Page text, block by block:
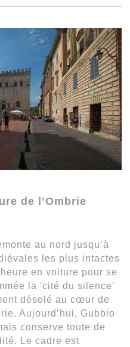
de l’Ombrie
au nord jusqu’à
les plus intactes
en voiture pour se
la 'cité du silence'
désolé au cœur de
Aujourd’hui, Gubbio
conserve toute de
Le cadre est